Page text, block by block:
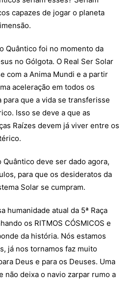
capazes de jogar o planeta
Quântico foi no momento da
no Gólgota. O Real Ser Solar
com a Anima Mundi e a partir
aceleração em todos os
para que a vida se transferisse
Isso se deve a que as
Raízes devem já viver entre os
Quântico deve ser dado agora,
para que os desideratos da
Solar se cumpram.
humanidade atual da 5ª Raça
os RITMOS CÓSMICOS e
da história. Nós estamos
já nos tornamos faz muito
Deus e para os Deuses. Uma
não deixa o navio zarpar rumo a